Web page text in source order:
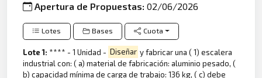
Apertura de Propuestas:02/06/2026
Lotes Bases Cuota
Lote 1: **** - 1 Unidad - Diseñar y fabricar una ( 1) escalera
industrial con: ( a) material de fabricación: aluminio pesado, (
b) capacidad mínima de carga de trabajo: 136 kg, ( c) debe